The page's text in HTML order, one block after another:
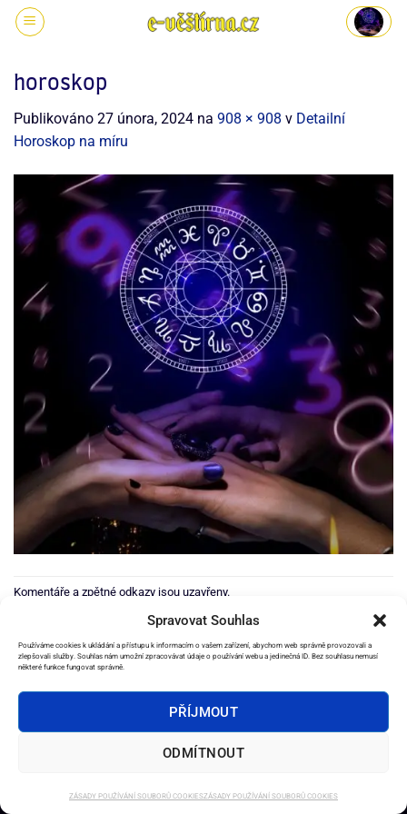
Spravovat Souhlas
Používáme cookies k ukládání a přístupu k informacím o vašem zařízení, abychom web správně provozovali a
zlepšovali služby. Souhlas nám umožní zpracovávat údaje o používání webu a jedinečná ID. Bez souhlasu nemusí
některé funkce fungovat správně.
PŘÍJMOUT
ODMÍTNOUT
ZÁSADY POUŽÍVÁNÍ SOUBORŮ COOKIESZÁSADY POUŽÍVÁNÍ SOUBORŮ COOKIES
horoskop
Publikováno 27 února, 2024 na 908 × 908 v Detailní
Horoskop na míru
Komentáře a zpětné odkazy jsou uzavřeny.
2026 ©e-Věštírna.cz
DOMŮ SLUŽBY AMULETY OSTATNÍ PRODUKTY
EBOOKY
OBCHODNÍ PODMÍNKY